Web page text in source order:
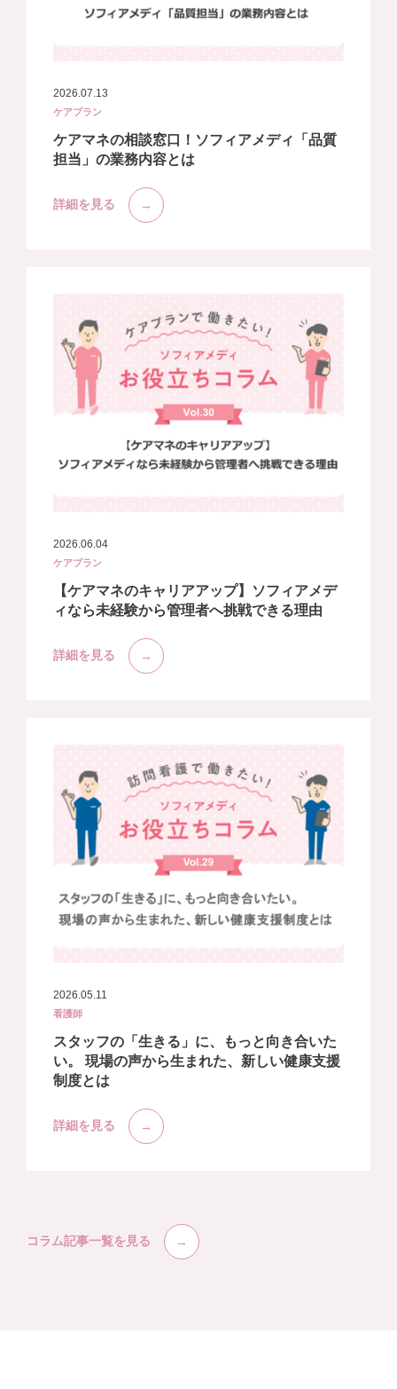
2026.07.13
ケアプラン
ケアマネの相談窓口！ソフィアメディ「品質
担当」の業務内容とは
詳細を見る
2026.06.04
ケアプラン
【ケアマネのキャリアアップ】ソフィアメデ
ィなら未経験から管理者へ挑戦できる理由
詳細を見る
2026.05.11
看護師
スタッフの「生きる」に、もっと向き合いた
い。 現場の声から生まれた、新しい健康支援
制度とは
詳細を見る
コラム記事一覧を見る